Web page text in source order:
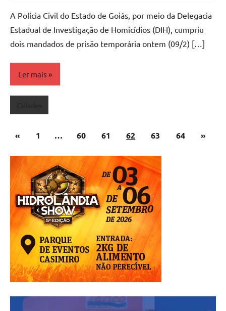
A Polícia Civil do Estado de Goiás, por meio da Delegacia
Estadual de Investigação de Homicídios (DIH), cumpriu
dois mandados de prisão temporária ontem (09/2) […]
Ler mais
Paginação
posts
«Post1 … 60 61 62 63 64
Post
»